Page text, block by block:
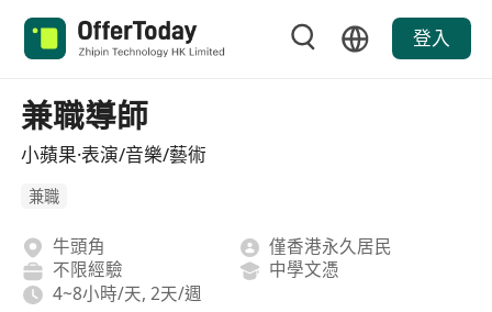
登入
兼職導師
小蘋果·表演/音樂/藝術
兼職
牛頭角
僅香港永久居民
不限經驗
中學文憑
4~8小時/天, 2天/週